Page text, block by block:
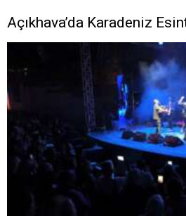
Açıkhava’da Karadeniz